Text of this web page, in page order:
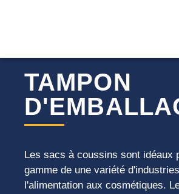
TAMPON
Les sacs à coussins sont idéaux
gamme de une variété
l'alimentation aux cosmétiques.